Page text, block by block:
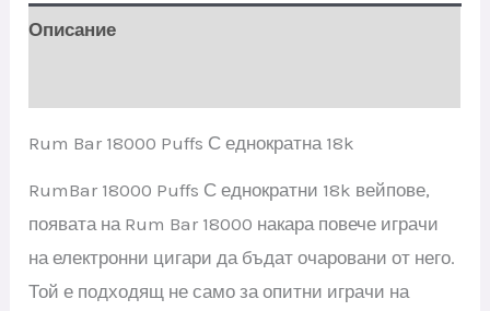
Описание
Rum Bar 18000 Puffs С еднократна 18k
RumBar 18000 Puffs С еднократни 18k вейпове,
появата на Rum Bar 18000 накара повече играчи
на електронни цигари да бъдат очаровани от него.
Той е подходящ не само за опитни играчи на